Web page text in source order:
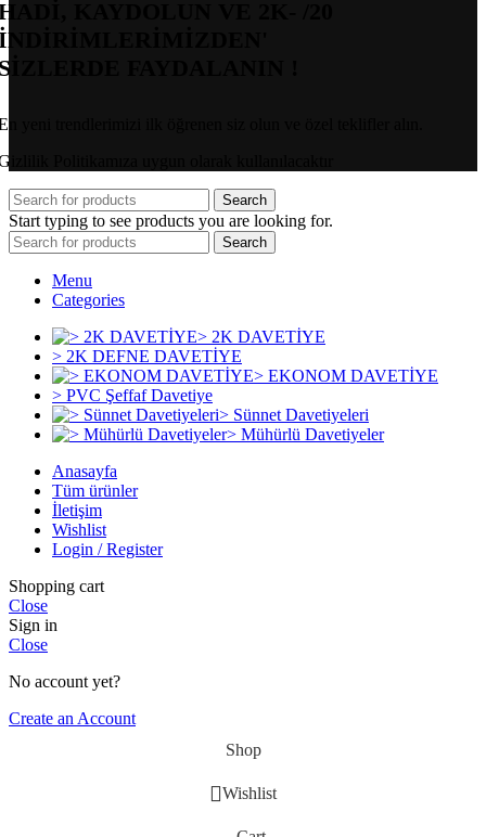
KAYDOLUN VE 2K- /20
FAYDALANIN !
yeni trendlerimizi ilk öğrenen siz olun ve özel teklifler alın.
Politikamıza uygun olarak kullanılacaktır
Search
Start typing to see products you are looking for.
Search
Menu
Categories
> 2K DAVETİYE
> 2K DEFNE DAVETİYE
> EKONOM DAVETİYE
> PVC Şeffaf Davetiye
> Sünnet Davetiyeleri
> Mühürlü Davetiyeler
Anasayfa
Tüm ürünler
İletişim
Wishlist
Login / Register
Shopping cart
Close
Sign in
Close
No account yet?
Create an Account
Shop
Wishlist